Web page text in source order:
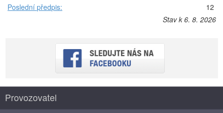
Poslední předpis:
12
Stav k 6. 8. 2026
Provozovatel